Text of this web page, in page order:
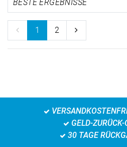
1 2
GELD-
30 TAGE